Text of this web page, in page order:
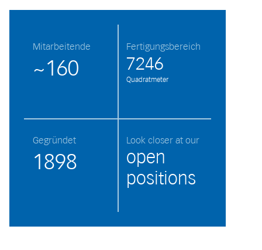
Mitarbeitende
~160
Fertigungsbereich
7246
Quadratmeter
Gegründet
1898
Look closer at our
open
positions